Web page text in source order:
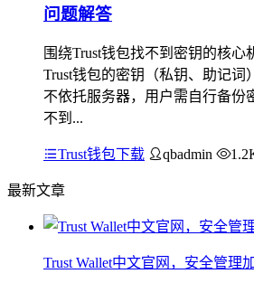
问题解答
围绕Trust钱包找不到密钥的核心
Trust钱包的密钥（私钥、助记词
不依托服务器，用户需自行备份
不到...
Trust钱包下载 qbadmin
最新文章
Trust Wallet中文官网，安全管理